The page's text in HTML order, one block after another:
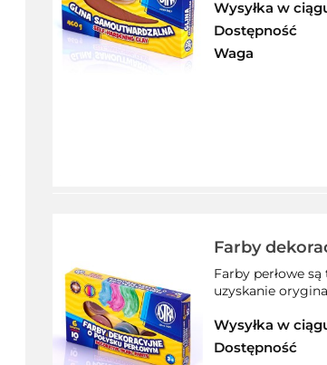
Wysyłka w
Dostępność
Waga
Farby
kolorów - 10
Farby perłowe
uzyskanie
Wysyłka w
Dostępność